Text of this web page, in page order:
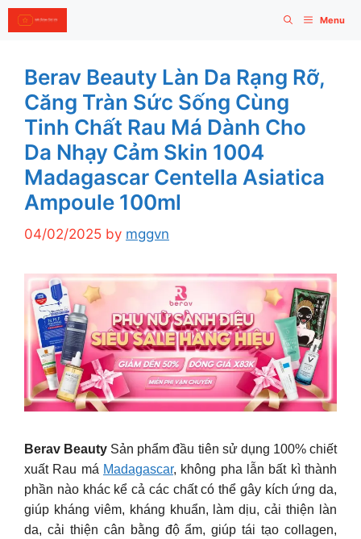
Skip
to
Menu
Berav Beauty Làn Da Rạng Rỡ,
Căng Tràn Sức Sống Cùng
Tinh Chất Rau Má Dành Cho
Da Nhạy Cảm Skin 1004
Madagascar Centella Asiatica
Ampoule 100ml
04/02/2025 by mggvn
Berav Beauty Sản phẩm đầu tiên sử dụng 100% chiết
xuất Rau má Madagascar, không pha lẫn bất kì thành
phần nào khác kể cả các chất có thể gây kích ứng da,
giúp kháng viêm, kháng khuẩn, làm dịu, cải thiện làn
da, cải thiện cân bằng độ ẩm, giúp tái tạo collagen,